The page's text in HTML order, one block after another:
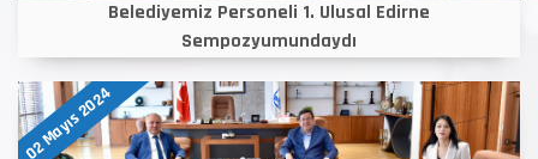
Belediyemiz Personeli 1. Ulusal Edirne
Sempozyumundaydı
02 Mayıs 2024